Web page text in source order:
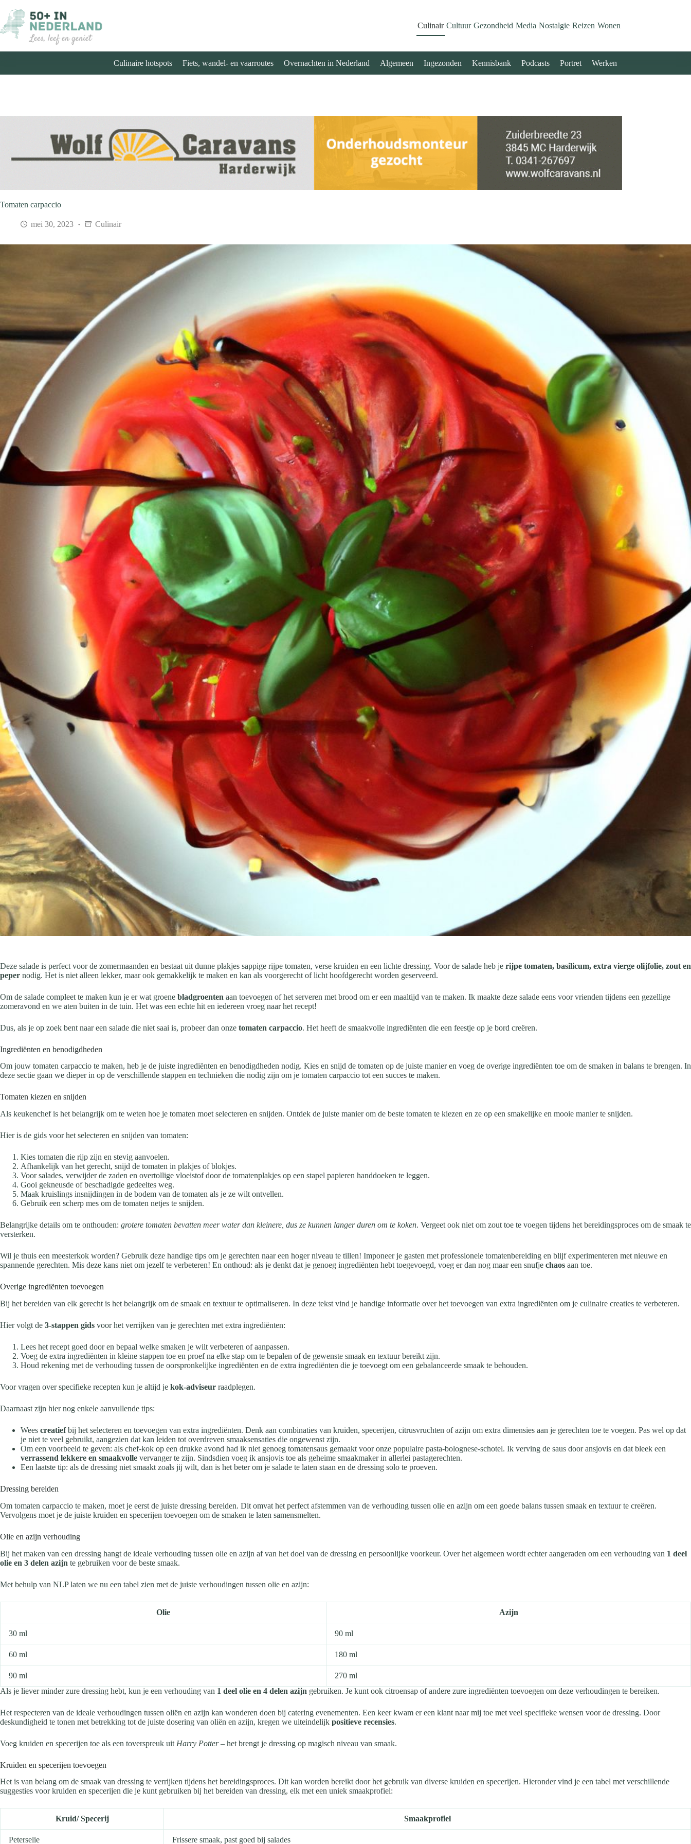
naar
de
inhoud
Culinair Cultuur Gezondheid Media Nostalgie Reizen Wonen
Culinaire hotspots Fiets, wandel- en vaarroutes Overnachten in Nederland Algemeen Ingezonden Kennisbank Podcasts Portret Werken
Tomaten carpaccio
mei 30, 2023 Culinair
Deze salade is perfect voor de zomermaanden en bestaat uit dunne plakjes sappige rijpe tomaten, verse kruiden en een lichte dressing. Voor de salade heb je rijpe tomaten, basilicum, extra vierge olijfolie, zout en
peper nodig. Het is niet alleen lekker, maar ook gemakkelijk te maken en kan als voorgerecht of licht hoofdgerecht worden geserveerd.
Om de salade compleet te maken kun je er wat groene bladgroenten aan toevoegen of het serveren met brood om er een maaltijd van te maken. Ik maakte deze salade eens voor vrienden tijdens een gezellige
zomeravond en we aten buiten in de tuin. Het was een echte hit en iedereen vroeg naar het recept!
Dus, als je op zoek bent naar een salade die niet saai is, probeer dan onze tomaten carpaccio. Het heeft de smaakvolle ingrediënten die een feestje op je bord creëren.
Ingrediënten en benodigdheden
Om jouw tomaten carpaccio te maken, heb je de juiste ingrediënten en benodigdheden nodig. Kies en snijd de tomaten op de juiste manier en voeg de overige ingrediënten toe om de smaken in balans te brengen. In
deze sectie gaan we dieper in op de verschillende stappen en technieken die nodig zijn om je tomaten carpaccio tot een succes te maken.
Tomaten kiezen en snijden
Als keukenchef is het belangrijk om te weten hoe je tomaten moet selecteren en snijden. Ontdek de juiste manier om de beste tomaten te kiezen en ze op een smakelijke en mooie manier te snijden.
Hier is de gids voor het selecteren en snijden van tomaten:
Kies tomaten die rijp zijn en stevig aanvoelen.
Afhankelijk van het gerecht, snijd de tomaten in plakjes of blokjes.
Voor salades, verwijder de zaden en overtollige vloeistof door de tomatenplakjes op een stapel papieren handdoeken te leggen.
Gooi gekneusde of beschadigde gedeeltes weg.
Maak kruislings insnijdingen in de bodem van de tomaten als je ze wilt ontvellen.
Gebruik een scherp mes om de tomaten netjes te snijden.
Belangrijke details om te onthouden: grotere tomaten bevatten meer water dan kleinere, dus ze kunnen langer duren om te koken. Vergeet ook niet om zout toe te voegen tijdens het bereidingsproces om de smaak te
versterken.
Wil je thuis een meesterkok worden? Gebruik deze handige tips om je gerechten naar een hoger niveau te tillen! Imponeer je gasten met professionele tomatenbereiding en blijf experimenteren met nieuwe en
spannende gerechten. Mis deze kans niet om jezelf te verbeteren! En onthoud: als je denkt dat je genoeg ingrediënten hebt toegevoegd, voeg er dan nog maar een snufje chaos aan toe.
Overige ingrediënten toevoegen
Bij het bereiden van elk gerecht is het belangrijk om de smaak en textuur te optimaliseren. In deze tekst vind je handige informatie over het toevoegen van extra ingrediënten om je culinaire creaties te verbeteren.
Hier volgt de 3-stappen gids voor het verrijken van je gerechten met extra ingrediënten:
Lees het recept goed door en bepaal welke smaken je wilt verbeteren of aanpassen.
Voeg de extra ingrediënten in kleine stappen toe en proef na elke stap om te bepalen of de gewenste smaak en textuur bereikt zijn.
Houd rekening met de verhouding tussen de oorspronkelijke ingrediënten en de extra ingrediënten die je toevoegt om een gebalanceerde smaak te behouden.
Voor vragen over specifieke recepten kun je altijd je kok-adviseur raadplegen.
Daarnaast zijn hier nog enkele aanvullende tips:
Wees creatiefbij het selecteren en toevoegen van extra ingrediënten. Denk aan combinaties van kruiden, specerijen, citrusvruchten of azijn om extra dimensies aan je gerechten toe te voegen. Pas wel op dat
je niet te veel gebruikt, aangezien dat kan leiden tot overdreven smaaksensaties die ongewenst zijn.
Om een voorbeeld te geven: als chef-kok op een drukke avond had ik niet genoeg tomatensaus gemaakt voor onze populaire pasta-bolognese-schotel. Ik verving de saus door ansjovis en dat bleek een
verrassend lekkere en smaakvolle vervanger te zijn. Sindsdien voeg ik ansjovis toe als geheime smaakmaker in allerlei pastagerechten.
Een laatste tip: als de dressing niet smaakt zoals jij wilt, dan is het beter om je salade te laten staan en de dressing solo te proeven.
Dressing bereiden
Om tomaten carpaccio te maken, moet je eerst de juiste dressing bereiden. Dit omvat het perfect afstemmen van de verhouding tussen olie en azijn om een ​​goede balans tussen smaak en textuur te creëren.
Vervolgens moet je de juiste kruiden en specerijen toevoegen om de smaken te laten samensmelten.
Olie en azijn verhouding
Bij het maken van een dressing hangt de ideale verhouding tussen olie en azijn af van het doel van de dressing en persoonlijke voorkeur. Over het algemeen wordt echter aangeraden om een verhouding van 1 deel
olie en 3 delen azijn te gebruiken voor de beste smaak.
Met behulp van NLP laten we nu een tabel zien met de juiste verhoudingen tussen olie en azijn:
Olie Azijn
30 ml 90 ml
60 ml 180 ml
90 ml
270 ml
Als je liever minder zure dressing hebt, kun je een verhouding van 1 deel olie en 4 delen azijn gebruiken. Je kunt ook citroensap of andere zure ingrediënten toevoegen om deze verhoudingen te bereiken.
Het respecteren van de ideale verhoudingen tussen oliën en azijn kan wonderen doen bij catering evenementen. Een keer kwam er een klant naar mij toe met veel specifieke wensen voor de dressing. Door
deskundigheid te tonen met betrekking tot de juiste dosering van oliën en azijn, kregen we uiteindelijk positieve recensies.
Voeg kruiden en specerijen toe als een toverspreuk uit Harry Potter– het brengt je dressing op magisch niveau van smaak.
Kruiden en specerijen toevoegen
Het is van belang om de smaak van dressing te verrijken tijdens het bereidingsproces. Dit kan worden bereikt door het gebruik van diverse kruiden en specerijen. Hieronder vind je een tabel met verschillende
suggesties voor kruiden en specerijen die je kunt gebruiken bij het bereiden van dressing, elk met een uniek smaakprofiel:
Kruid/ Specerij Smaakprofiel
Peterselie Frissere smaak, past goed bij salades